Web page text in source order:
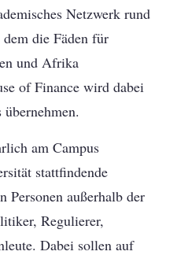
Netzwerk rund
die Fäden für
und Afrika
of Finance wird dabei
am Campus
stattfindende
Personen außerhalb der
Regulierer,
Dabei sollen auf